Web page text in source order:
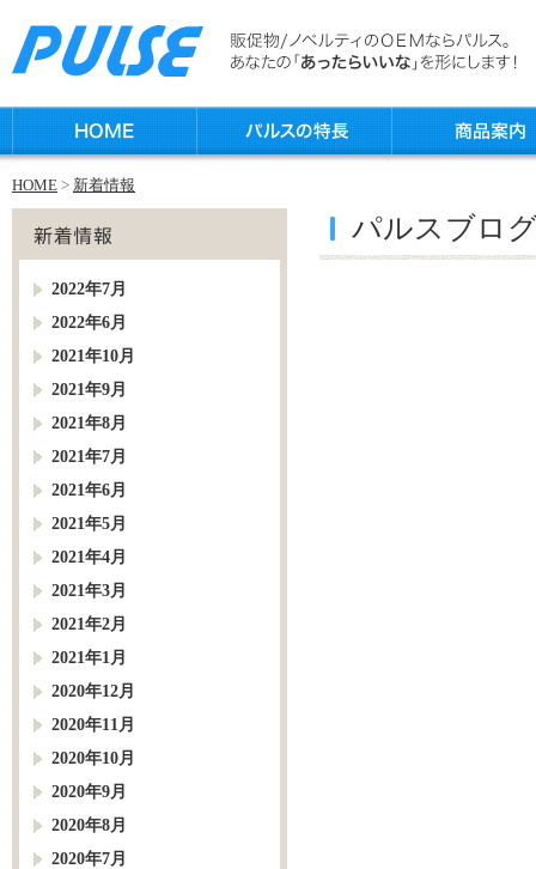
HOME > 新着情報
2022年7月
2022年6月
2021年10月
2021年9月
2021年8月
2021年7月
2021年6月
2021年5月
2021年4月
2021年3月
2021年2月
2021年1月
2020年12月
2020年11月
2020年10月
2020年9月
2020年8月
2020年7月
パルスブロ